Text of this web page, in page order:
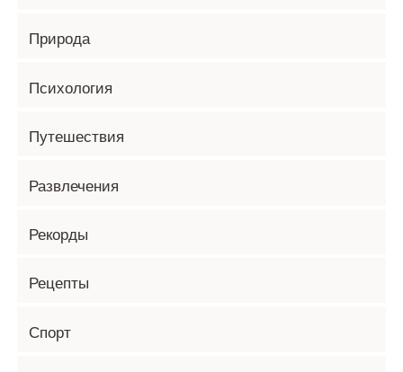
Природа
Психология
Путешествия
Развлечения
Рекорды
Рецепты
Спорт